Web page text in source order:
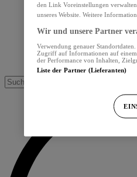
den Link Voreinstellungen
unseres Website. Weitere
Wir und unsere Partner
Verwendung genauer
Zugriff auf Informationen auf einem
der Performance von Inhalten,
Liste der Partner (Lieferanten)